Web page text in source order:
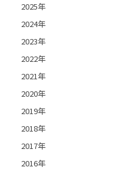
2025年
2024年
2023年
2022年
2021年
2020年
2019年
2018年
2017年
2016年